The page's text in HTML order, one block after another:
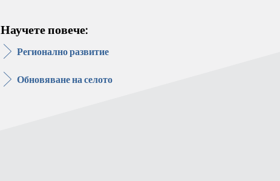
Научете повече:
Регионално развитие
Обновяване на селото